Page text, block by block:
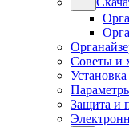
Советы и
Защита и